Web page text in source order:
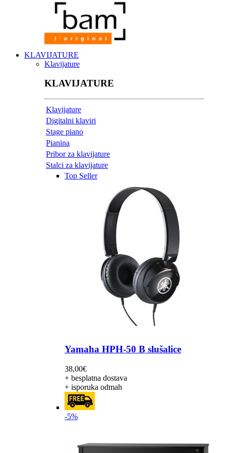
KLAVIJATURE
Klavijature
KLAVIJATURE
Klavijature
Digitalni klaviri
Stage piano
Pianina
Pribor za klavijature
Stalci za klavijature
Top Seller
Yamaha HPH-50 B slušalice
38,00€
+ besplatna dostava
+ isporuka odmah
-5%